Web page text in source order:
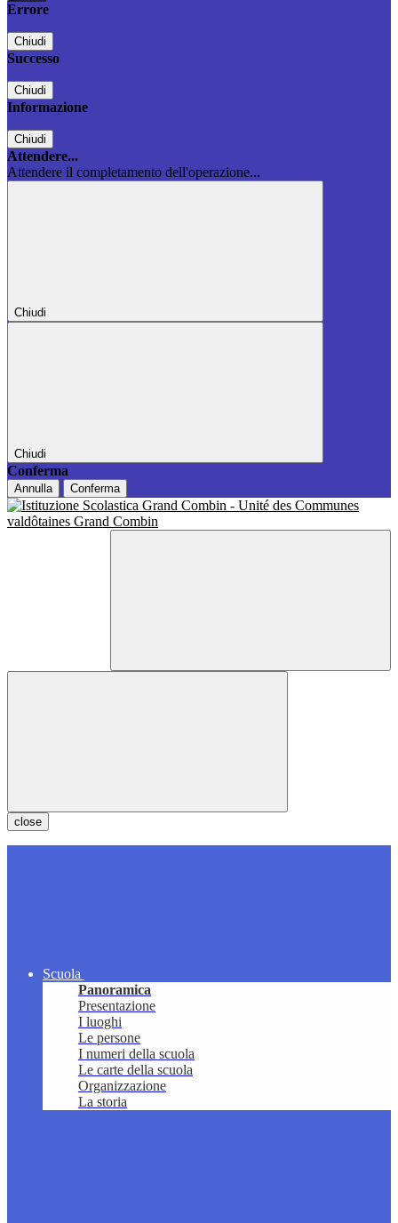
Errore
Chiudi
Successo
Chiudi
Informazione
Chiudi
Attendere...
Attendere il completamento dell'operazione...
Chiudi
Chiudi
Conferma
Annulla Conferma
close
Scuola
Panoramica
Presentazione
I luoghi
Le persone
I numeri della scuola
Le carte della scuola
Organizzazione
La storia